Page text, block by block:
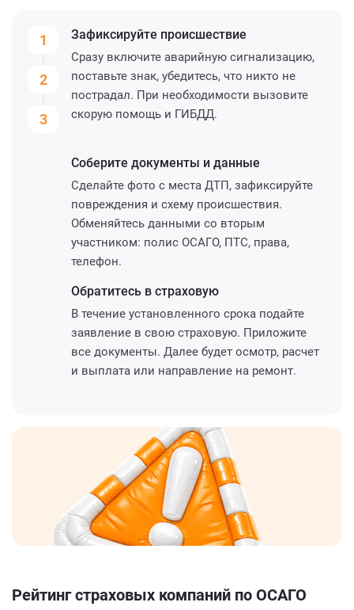
1
2
3
Зафиксируйте происшествие
Сразу включите аварийную сигнализацию,
поставьте знак, убедитесь, что никто не
пострадал. При необходимости вызовите
скорую помощь и ГИБДД.
Соберите документы и данные
Сделайте фото с места ДТП, зафиксируйте
повреждения и схему происшествия.
Обменяйтесь данными со вторым
участником: полис ОСАГО, ПТС, права,
телефон.
Обратитесь в страховую
В течение установленного срока подайте
заявление в свою страховую. Приложите
все документы. Далее будет осмотр, расчет
и выплата или направление на ремонт.
Рейтинг страховых компаний по ОСАГО